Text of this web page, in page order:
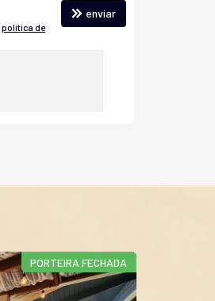
política de
enviar
PORTEIRA FECHADA